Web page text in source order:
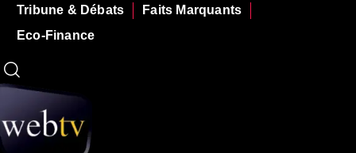
Tribune & Débats
Faits Marquants
Eco-Finance